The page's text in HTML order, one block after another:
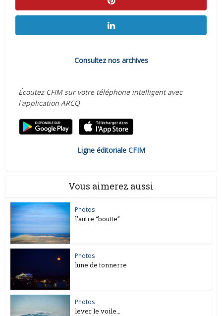
Consultez nos archives
Écoutez CFIM sur votre téléphone intelligent avec
l'application ARCQ
Ligne éditoriale CFIM
Vous aimerez aussi
Photos
l’autre “boutte”
Photos
lune de tonnerre
Photos
lever le voile…